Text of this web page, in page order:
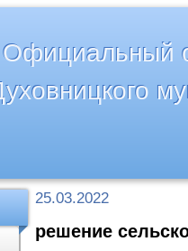
Официальный
25.03.2022
решение